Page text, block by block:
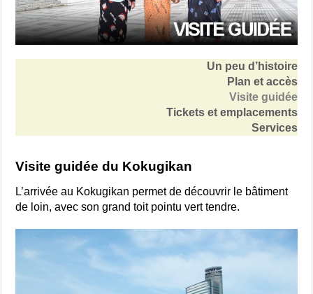
Un peu d’histoire
Plan et accès
Visite guidée
Tickets et emplacements
Services
Visite guidée du Kokugikan
L’arrivée au Kokugikan permet de découvrir le bâtiment
de loin, avec son grand toit pointu vert tendre.